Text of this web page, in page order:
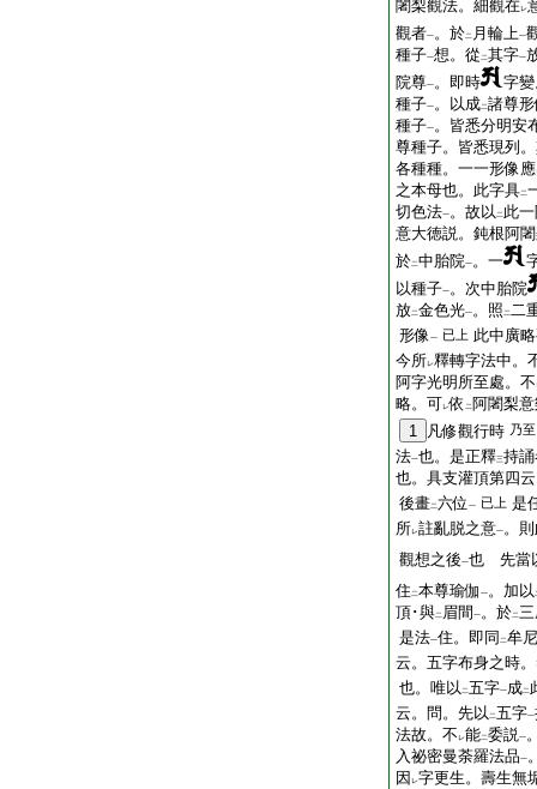
闍梨觀法。細觀在レ
觀者一。於二 月輪上一
種子一想。從 二其字一
院尊一。即時
字
種子一。以成二諸尊
種子一。皆悉分明安
尊種子。皆悉現列
各種種。一一形像應
之本母也。此字具二
切色法一。故以 二 此
意大徳説。鈍根阿
於二中胎院一。一
以種子一。次中胎院
放二金色光一。照 二二
形像一 已上 此中廣
今所レ釋轉字法中。
阿字光明所至處。不
略。可レ依 二 阿闍梨
1
凡修觀行時 乃至
法一也。是正釋三持
也。具支灌頂第四
後畫二六位 一 已上 是
所レ註亂脱之意一。
觀想之後一也 先當
住 二本尊瑜伽 一。加以
頂･與二 眉間 一。於二
是法一住。即同 二牟
云。五字布身之時
也。唯以 二五字一成二
云。問。先以 二五字一
法故。不 レ能二委説一
入祕密曼荼羅法品一
因 レ字更生。壽生無